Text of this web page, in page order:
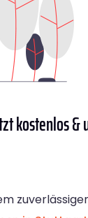
kostenlos